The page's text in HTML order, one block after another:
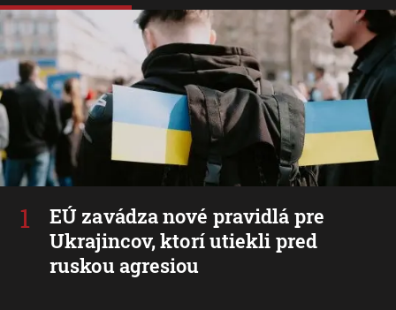
EÚ zavádza nové pravidlá pre
Ukrajincov, ktorí utiekli pred
ruskou agresiou